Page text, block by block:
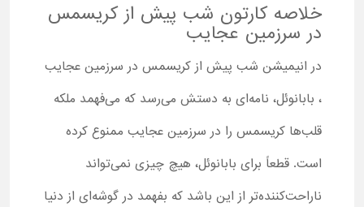
خلاصه کارتون شب پیش از کریسمس
در سرزمین عجایب
در انیمیشن شب پیش از کریسمس در سرزمین عجایب
، بابانوئل، نامه‌ای به دستش می‌رسد که می‌فهمد ملکه
قلب‌ها کریسمس را در سرزمین عجایب ممنوع کرده
است. قطعاً برای بابانوئل، هیچ چیزی نمی‌تواند
ناراحت‌کننده‌تر از این باشد که بفهمد در گوشه‌ای از دنیا